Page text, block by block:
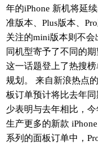
年的iPhone 新机将延
准版本、Plus版本、
关注的mini版本则不
同机型寄予了不同的
这一话题登上了热搜
规划。 来自新浪热点
板订单预计将比去年
少表明与去年相比，
生产更多的新款
系列的面板订单中，